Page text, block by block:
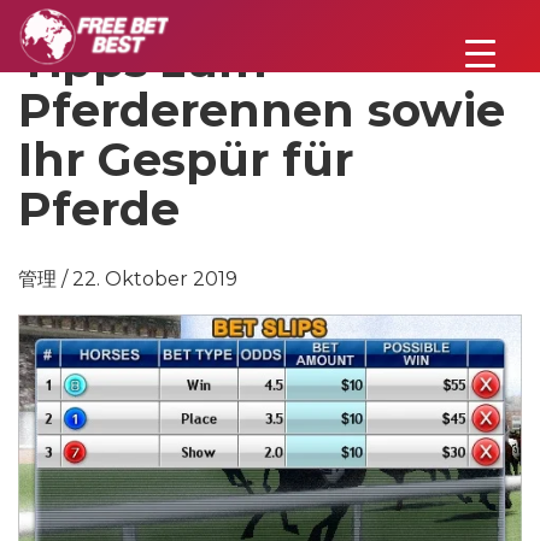
Tipps zum
Pferderennen sowie
Ihr Gespür für
Pferde
管理 / 22. Oktober 2019